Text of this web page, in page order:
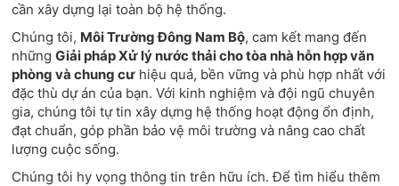
cần xây dựng lại toàn bộ hệ thống.
Chúng tôi, Môi Trường Đông Nam Bộ, cam kết mang đến
nhữngGiải pháp Xử lý nước thải cho tòa nhà hỗn hợp văn
phòng và chung cư hiệu quả, bền vững và phù hợp nhất với
đặc thù dự án của bạn. Với kinh nghiệm và đội ngũ chuyên
gia, chúng tôi tự tin xây dựng hệ thống hoạt động ổn định,
đạt chuẩn, góp phần bảo vệ môi trường và nâng cao chất
lượng cuộc sống.
Chúng tôi hy vọng thông tin trên hữu ích. Để tìm hiểu thêm